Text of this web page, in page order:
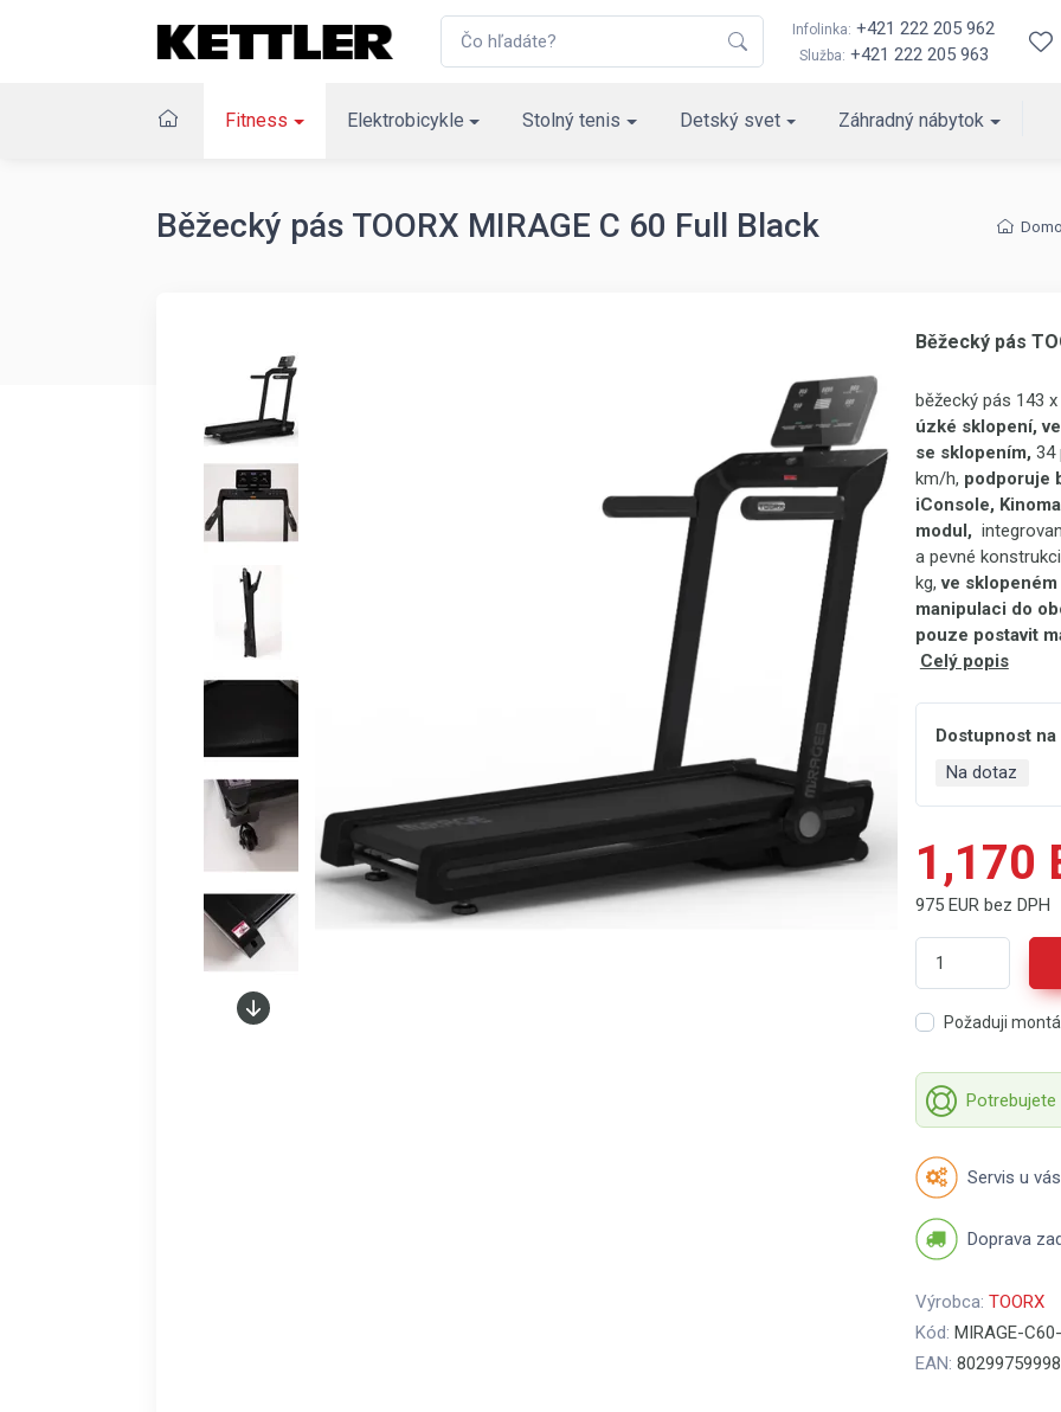
Infolinka: +421 222 205 962
Služba: +421 222 205 963
Fitness Elektrobicykle Stolný tenis Detský svet Záhradný nábytok
Běžecký pás TOORX MIRAGE C 60 Full Black
Běžecký pás
běžecký pás 143
úzké sklopení,
se sklopením, 34
km/h, podporuje
iConsole,
modul,
a pevné
kg,ve
manipulaci do
pouze postavit
Celý popis
Dostupnost
Na dotaz
1,170
975 EUR bez DPH
Požaduji
Servis u vás
Doprava
Výrobca: TOORX
Kód: MIRAGE-
EAN: